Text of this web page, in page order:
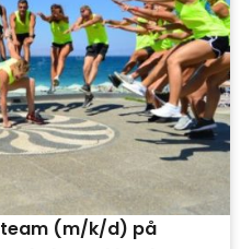
(m/k/d) på